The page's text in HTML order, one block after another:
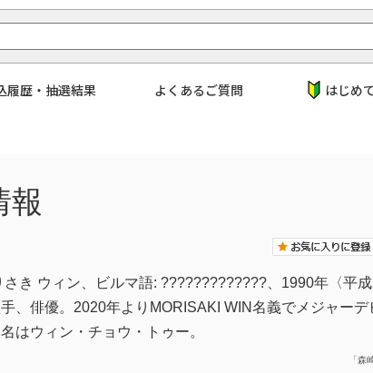
履歴・抽選結果 よくあるご質問 はじめ
報
き ウィン、ビルマ語: ?????????????、1990年〈平
、俳優。2020年よりMORISAKI WIN名義でメジャー
はウィン・チョウ・トゥー。
「森